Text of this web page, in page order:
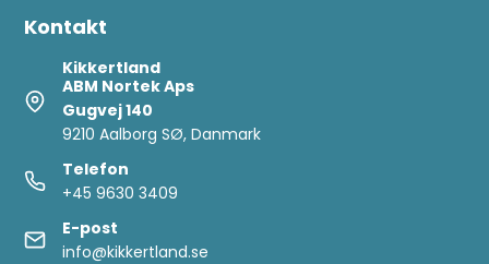
Kontakt
Kikkertland
ABM Nortek Aps
Gugvej 140
9210 Aalborg SØ, Danmark
Telefon
+45 9630 3409
E-post
info@kikkertland.se